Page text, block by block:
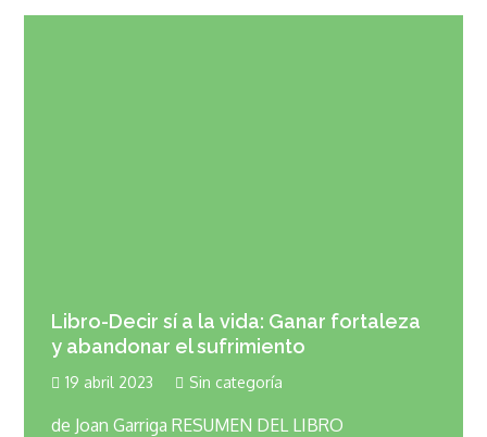
Libro-Decir sí a la vida: Ganar fortaleza
y abandonar el sufrimiento
19 abril 2023 Sin categoría
de Joan Garriga RESUMEN DEL LIBRO